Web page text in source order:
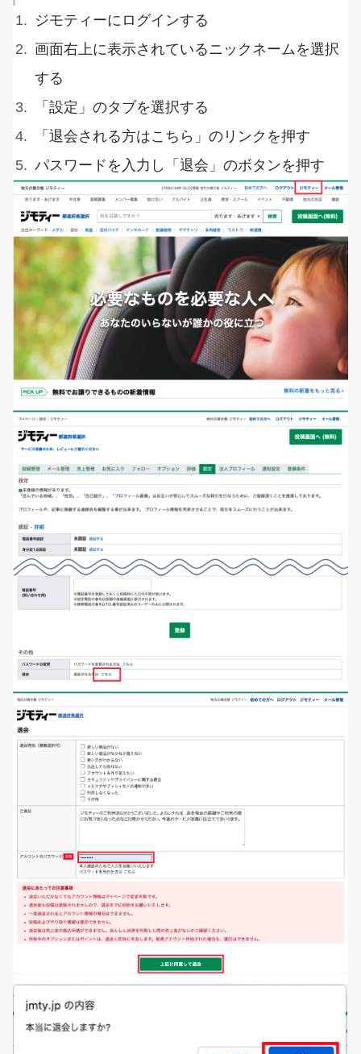
ジモティーにログインする
画面右上に表示されているニックネームを選択
する
「設定」のタブを選択する
「退会される方はこちら」のリンクを押す
パスワードを入力し「退会」のボタンを押す